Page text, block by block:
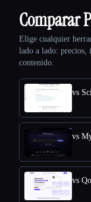
Comparar
Elige cualquier
lado a lado: precios,
contenido.
vs
vs